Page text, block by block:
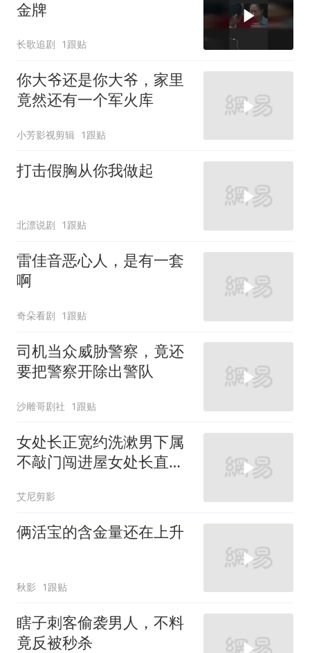
金牌
长歌追剧 1跟贴
你大爷还是你大爷，家里
竟然还有一个军火库
小芳影视剪辑 1跟贴
打击假胸从你我做起
北漂说剧 1跟贴
雷佳音恶心人，是有一套
啊
奇朵看剧 1跟贴
司机当众威胁警察，竟还
要把警察开除出警队
沙雕哥剧社 1跟贴
女处长正宽约洗漱男下属
不敲门闯进屋女处长直接
艾尼剪影
俩活宝的含金量还在上升
秋影 1跟贴
瞎子刺客偷袭男人，不料
竟反被秒杀